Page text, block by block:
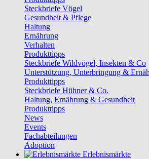
Steckbriefe Vögel
Gesundheit & Pflege
Haltung
Ernährung
Verhalten
Produkttipps
Steckbriefe Wildvögel, Insekten & Co
Unterstützung, Unterbringung &
Produkttipps
Steckbriefe Hühner & Co.
Haltung, Ernährung & Gesundheit
Produkttipps
News
Events
Fachabteilungen
Adoption
Erlebnismärkte